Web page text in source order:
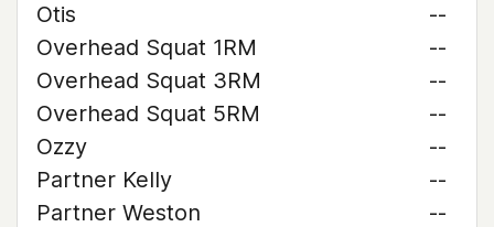
Otis
--
Overhead Squat 1RM
--
Overhead Squat 3RM
--
Overhead Squat 5RM
--
Ozzy
--
Partner Kelly
--
Partner Weston
--